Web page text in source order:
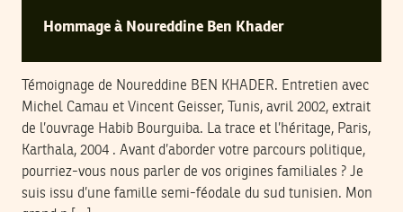
Hommage à Noureddine Ben Khader
Témoignage de Noureddine BEN KHADER. Entretien avec
Michel Camau et Vincent Geisser, Tunis, avril 2002, extrait
de l’ouvrage Habib Bourguiba. La trace et l’héritage, Paris,
Karthala, 2004 . Avant d’aborder votre parcours politique,
pourriez-vous nous parler de vos origines familiales ? Je
suis issu d’une famille semi-féodale du sud tunisien. Mon